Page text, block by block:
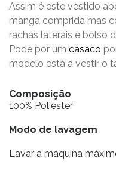
Assim é este vestido
manga comprida mas
rachas laterais e bolso
Pode por um casaco
modelo está a vestir o
Composição
100% Poliéster
Modo de lavagem
Lavar à máquina